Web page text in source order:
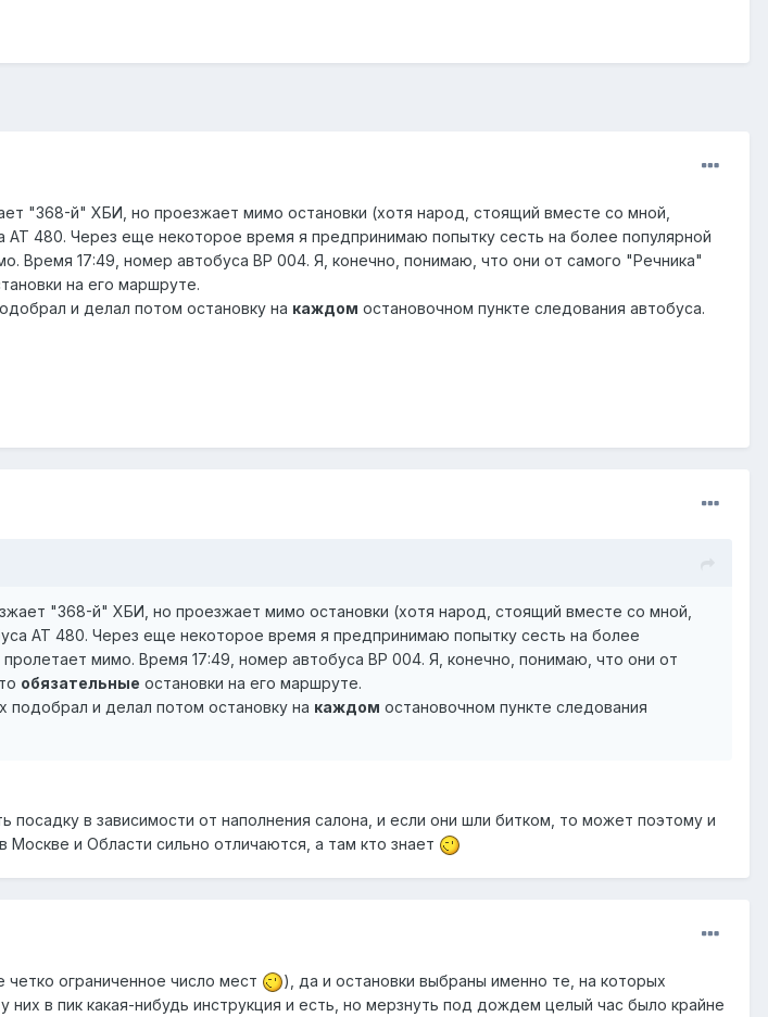
"368-й" ХБИ, но проезжает мимо остановки (хотя народ, стоящий вместе со мной,
АТ 480. Через еще некоторое время я предпринимаю попытку сесть на более популярной
Время 17:49, номер автобуса ВР 004. Я, конечно, понимаю, что они от самого "Речника"
на его маршруте.
и делал потом остановку на каждом остановочном пункте следования автобуса.
"368-й" ХБИ, но проезжает мимо остановки (хотя народ, стоящий вместе со мной,
АТ 480. Через еще некоторое время я предпринимаю попытку сесть на более
пролетает мимо. Время 17:49, номер автобуса ВР 004. Я, конечно, понимаю, что они от
обязательные остановки на его маршруте.
подобрал и делал потом остановку на каждом остановочном пункте следования
посадку в зависимости от наполнения салона, и если они шли битком, то может поэтому и
и Области сильно отличаются, а там кто знает
ограниченное число мест
), да и остановки выбраны именно те, на которых
в пик какая-нибудь инструкция и есть, но мерзнуть под дождем целый час было крайне